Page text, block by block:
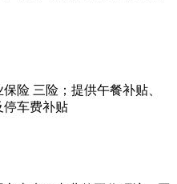
险 三险；提供午餐补贴、
停车费补贴